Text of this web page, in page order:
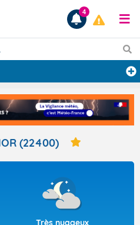
4
(22400)
Très nuageux